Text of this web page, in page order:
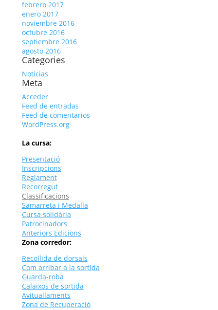
febrero 2017
enero 2017
noviembre 2016
octubre 2016
septiembre 2016
agosto 2016
Categories
Noticias
Meta
Acceder
Feed de entradas
Feed de comentarios
WordPress.org
La cursa:
Presentació
Inscripcions
Reglament
Recorregut
Classificacions
Samarreta i Medalla
Cursa solidària
Patrocinadors
Anteriors Edicions
Zona corredor:
Recollida de dorsals
Com arribar a la sortida
Guarda-roba
Calaixos de sortida
Avituallaments
Zona de Recuperació